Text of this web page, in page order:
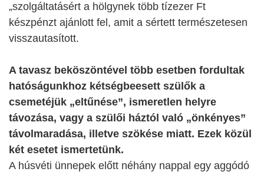
„szolgáltatásért a hölgynek több tízezer Ft
készpénzt ajánlott fel, amit a sértett természetesen
visszautasított.
A tavasz beköszöntével több esetben fordultak
hatóságunkhoz kétségbeesett szülők a
csemetéjük „eltűnése”, ismeretlen helyre
távozása, vagy a szülői háztól való „önkényes”
távolmaradása, illetve szökése miatt. Ezek közül
két esetet ismertetünk.
A húsvéti ünnepek előtt néhány nappal egy aggódó